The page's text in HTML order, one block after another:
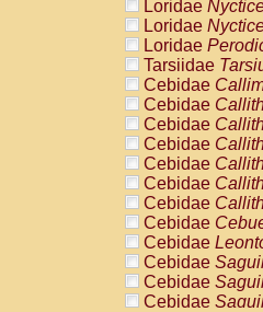
Loridae
Loridae
Loridae
Tarsiidae
Cebidae
Cebidae
Cebidae
Cebidae
Cebidae
Cebidae
Cebidae
Cebidae
Cebidae
Cebidae
Cebidae
Cebidae